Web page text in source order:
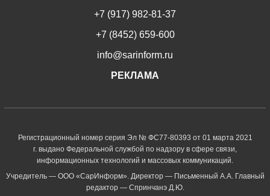
+7 (917) 982-81-37
+7 (8452) 659-600
info@sarinform.ru
РЕКЛАМА
Регистрационный номер серия Эл № ФС77-80393 от 01 марта 2021
г. выдано Федеральной службой по надзору в сфере связи,
информационных технологий и массовых коммуникаций.
Учредитель — ООО «СарИнформ». Директор — Письменный А.А. Главный
редактор — Спринчанэ Д.Ю.